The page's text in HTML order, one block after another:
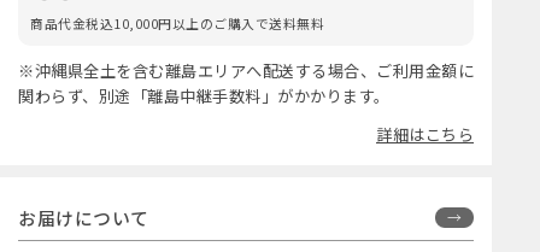
商品代金税込10,000円以上のご購入で送料無料
※沖縄県全土を含む離島エリアへ配送する場合、ご利用金額に
関わらず、別途「離島中継手数料」がかかります。
詳細はこちら
お届けについて